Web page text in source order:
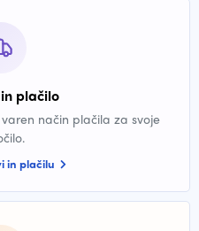
plačilo
način plačila za svoje
in plačilu